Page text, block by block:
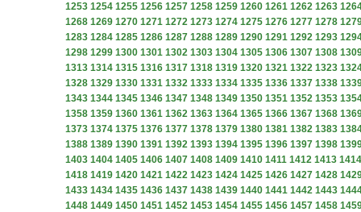
1253 1254 1255 1256 1257 1258 1259 1260 1261 1262 1263
1268 1269 1270 1271 1272 1273 1274 1275 1276 1277 1278
1283 1284 1285 1286 1287 1288 1289 1290 1291 1292 1293
1298 1299 1300 1301 1302 1303 1304 1305 1306 1307 1308
1313 1314 1315 1316 1317 1318 1319 1320 1321 1322 1323
1328 1329 1330 1331 1332 1333 1334 1335 1336 1337 1338
1343 1344 1345 1346 1347 1348 1349 1350 1351 1352 1353
1358 1359 1360 1361 1362 1363 1364 1365 1366 1367 1368
1373 1374 1375 1376 1377 1378 1379 1380 1381 1382 1383
1388 1389 1390 1391 1392 1393 1394 1395 1396 1397 1398
1403 1404 1405 1406 1407 1408 1409 1410 1411 1412 1413 1414
1418 1419 1420 1421 1422 1423 1424 1425 1426 1427 1428
1433 1434 1435 1436 1437 1438 1439 1440 1441 1442 1443
1448 1449 1450 1451 1452 1453 1454 1455 1456 1457 1458